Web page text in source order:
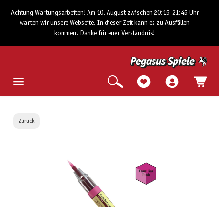
Achtung Wartungsarbeiten! Am 10. August zwischen 20:15-21:45 Uhr
warten wir unsere Webseite. In dieser Zeit kann es zu Ausfällen
kommen. Danke für euer Verständnis!
Zurück